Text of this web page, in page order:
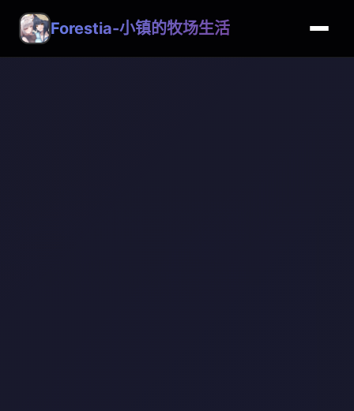
Forestia-小镇的牧场生活